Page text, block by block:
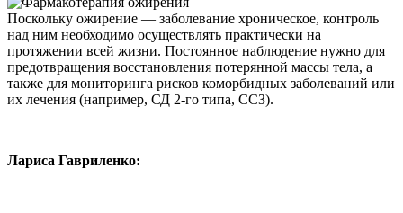
Поскольку ожирение — заболевание хроническое, контроль
над ним необходимо осуществлять практически на
протяжении всей жизни. Постоянное наблюдение нужно для
предотвращения восстановления потерянной массы тела, а
также для мониторинга рисков коморбидных заболеваний или
их лечения (например, СД 2-го типа, ССЗ).
Лариса Гавриленко: